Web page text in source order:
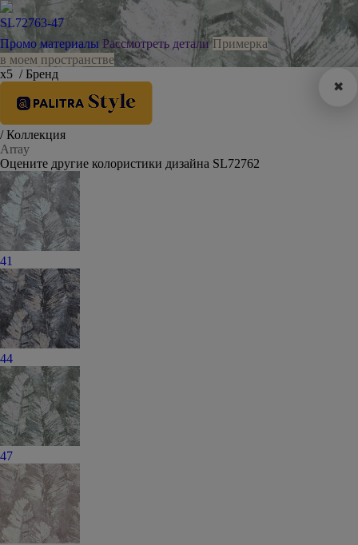
SL72763-47
Промо материалы Рассмотреть детали Примерка
в моем пространстве
х5
✖
/ Бренд
/ Коллекция
Array
Оцените другие колористики дизайна SL72762
41
44
47